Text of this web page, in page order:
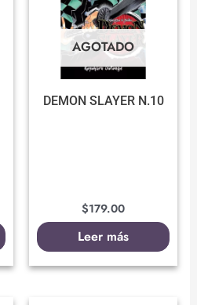
AGOTADO
DEMON SLAYER N.10
$179.00
Leer más